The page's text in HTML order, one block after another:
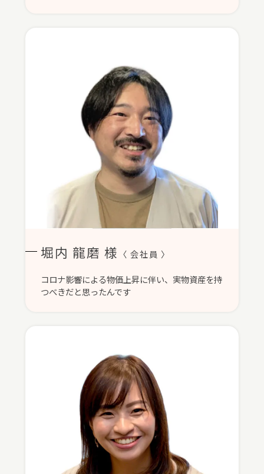
堀内 龍磨 様 〈 会社員 〉
コロナ影響による物価上昇に伴い、実物資産を持
つべきだと思ったんです